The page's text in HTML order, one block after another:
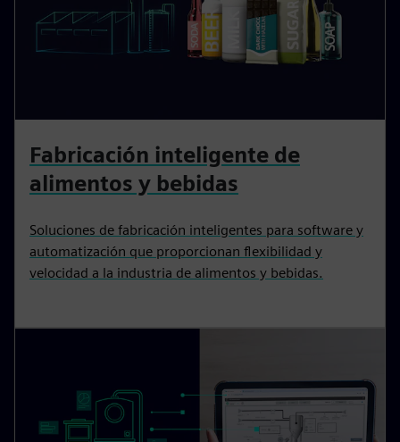
Fabricación inteligente de
alimentos y bebidas
Soluciones de fabricación inteligentes para software y
automatización que proporcionan flexibilidad y
velocidad a la industria de alimentos y bebidas.